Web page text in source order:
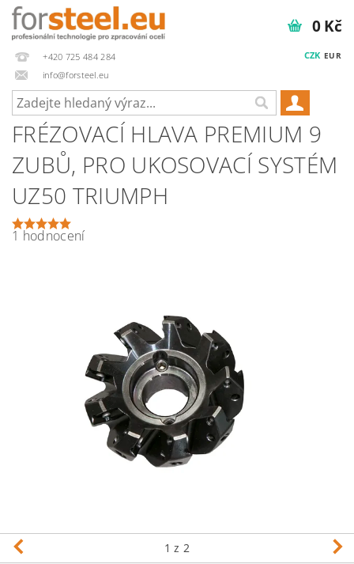
+420 725 484 284
info@forsteel.eu
CZK EUR
0 Kč
FRÉZOVACÍ HLAVA PREMIUM 9
ZUBŮ, PRO UKOSOVACÍ SYSTÉM
UZ50 TRIUMPH
1 hodnocení
1 z 2